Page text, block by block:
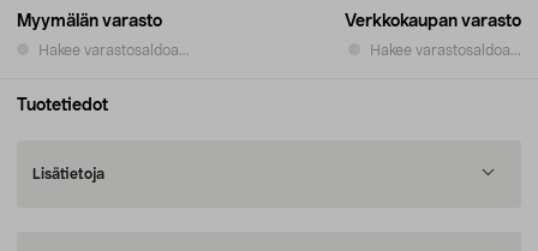
Myymälän varasto
Hakee varastosaldoa...
Verkkokaupan varasto
Hakee varastosaldoa...
Tuotetiedot
Lisätietoja